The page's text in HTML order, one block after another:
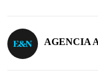
AGENCIA